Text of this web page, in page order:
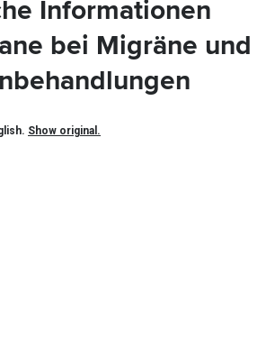
Informationen
bei Migräne und
Show original.